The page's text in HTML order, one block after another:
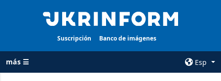
Suscripción Banco de imágenes
más ☰
Esp